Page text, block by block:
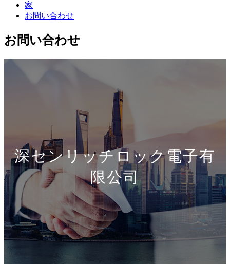
家
お問い合わせ
お問い合わせ
深センリッチロック電子有
限公司